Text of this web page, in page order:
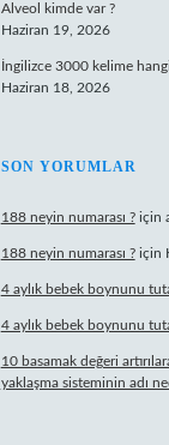
Alveol kimde var ?
Haziran 19, 2026
İngilizce 3000 kelime
Haziran 18, 2026
SON YORUMLAR
188 neyin numarası ?için
188 neyin numarası ?için
4 aylık bebek boynunu
4 aylık bebek boynunu
10 basamak değeri
yaklaşma sisteminin adı